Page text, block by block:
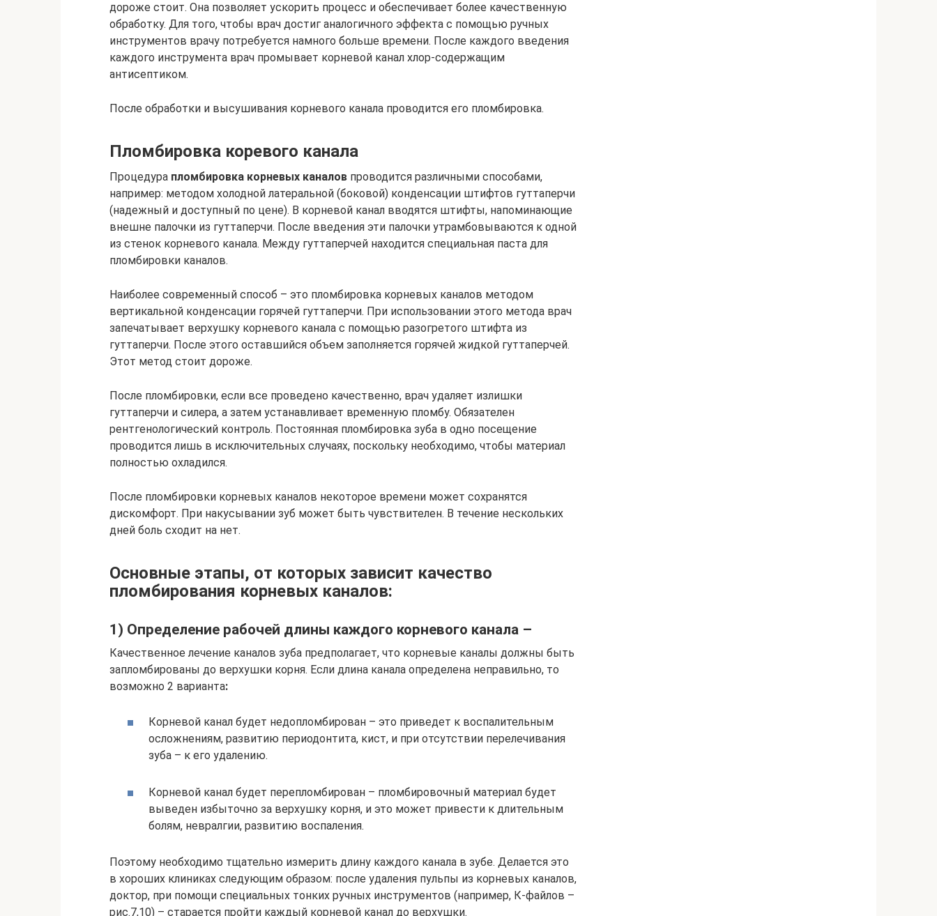
дороже стоит. Она позволяет ускорить процесс и обеспечивает более качественную
обработку. Для того, чтобы врач достиг аналогичного эффекта с помощью ручных
инструментов врачу потребуется намного больше времени. После каждого введения
каждого инструмента врач промывает корневой канал хлор-содержащим
антисептиком.
После обработки и высушивания корневого канала проводится его пломбировка.
Пломбировка коревого канала
Процедура пломбировка корневых каналов проводится различными способами,
например: методом холодной латеральной (боковой) конденсации штифтов гуттаперчи
(надежный и доступный по цене). В корневой канал вводятся штифты, напоминающие
внешне палочки из гуттаперчи. После введения эти палочки утрамбовываются к одной
из стенок корневого канала. Между гуттаперчей находится специальная паста для
пломбировки каналов.
Наиболее современный способ – это пломбировка корневых каналов методом
вертикальной конденсации горячей гуттаперчи. При использовании этого метода врач
запечатывает верхушку корневого канала с помощью разогретого штифта из
гуттаперчи. После этого оставшийся объем заполняется горячей жидкой гуттаперчей.
Этот метод стоит дороже.
После пломбировки, если все проведено качественно, врач удаляет излишки
гуттаперчи и силера, а затем устанавливает временную пломбу. Обязателен
рентгенологический контроль. Постоянная пломбировка зуба в одно посещение
проводится лишь в исключительных случаях, поскольку необходимо, чтобы материал
полностью охладился.
После пломбировки корневых каналов некоторое времени может сохранятся
дискомфорт. При накусывании зуб может быть чувствителен. В течение нескольких
дней боль сходит на нет.
Основные этапы, от которых зависит качество
пломбирования корневых каналов:
1) Определение рабочей длины каждого корневого канала –
Качественное лечение каналов зуба предполагает, что корневые каналы должны быть
запломбированы до верхушки корня. Если длина канала определена неправильно, то
возможно 2 варианта:
Корневой канал будет недопломбирован – это приведет к воспалительным
осложнениям, развитию периодонтита, кист, и при отсутствии перелечивания
зуба – к его удалению.
Корневой канал будет перепломбирован – пломбировочный материал будет
выведен избыточно за верхушку корня, и это может привести к длительным
болям, невралгии, развитию воспаления.
Поэтому необходимо тщательно измерить длину каждого канала в зубе. Делается это
в хороших клиниках следующим образом: после удаления пульпы из корневых каналов,
доктор, при помощи специальных тонких ручных инструментов (например, К-файлов –
рис.7,10) – старается пройти каждый корневой канал до верхушки.